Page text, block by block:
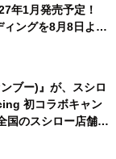
年1月発売予定！
ィングを8月8日より
ブー)』が、スシロ
初コラボキャン
のスシロー店舗で
ミニカー)付き
ます